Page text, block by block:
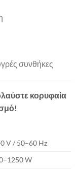
συνθήκες
κορυφαία
V / 50–60 Hz
W